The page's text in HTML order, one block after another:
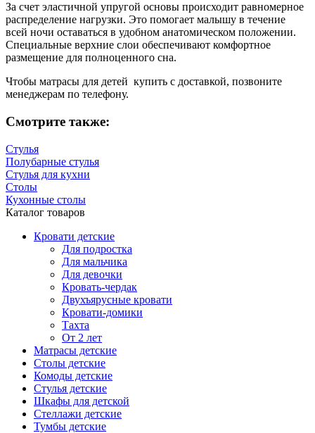
За счет эластичной упругой основы происходит равномерное
распределение нагрузки. Это помогает малышу в течение
всей ночи оставаться в удобном анатомическом положении.
Специальные верхние слои обеспечивают комфортное
размещение для полноценного сна.
Чтобы матрасы для детей купить с доставкой, позвоните
менеджерам по телефону.
Смотрите также:
Стулья
Полубарные стулья
Стулья для кухни
Столы
Кухонные столы
Каталог товаров
Кровати детские
Для подростка
Для мальчика
Для девочки
Кровать-чердак
Двухъярусные кровати
Кровати-домики
Тахта
От 2 лет
Матрасы детские
Столы детские
Комоды детские
Стулья детские
Шкафы для детской
Стеллажи детские
Тумбы детские